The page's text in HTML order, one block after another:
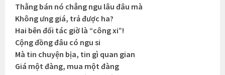
Thằng bán nó chẳng ngu lâu đâu mà
Không ưng giá, trả được ha?
Hai bên đối tác giờ là “công xi”!
Cộng đồng đâu có ngu si
Mà tin chuyện bịa, tin gì quan gian
Giá một đàng, mua một đàng